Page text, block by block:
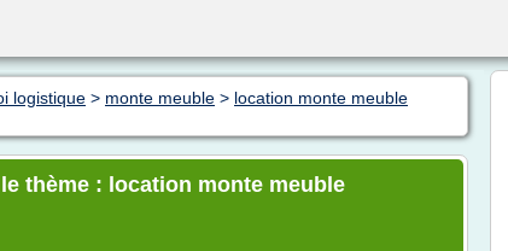
logistique > monte meuble > location monte meuble
thème : location monte meuble